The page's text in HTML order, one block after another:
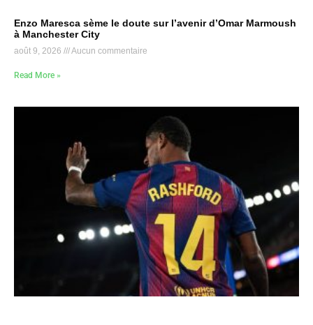
Enzo Maresca sème le doute sur l’avenir d’Omar Marmoush
à Manchester City
août 9, 2026 Aucun commentaire
Read More »